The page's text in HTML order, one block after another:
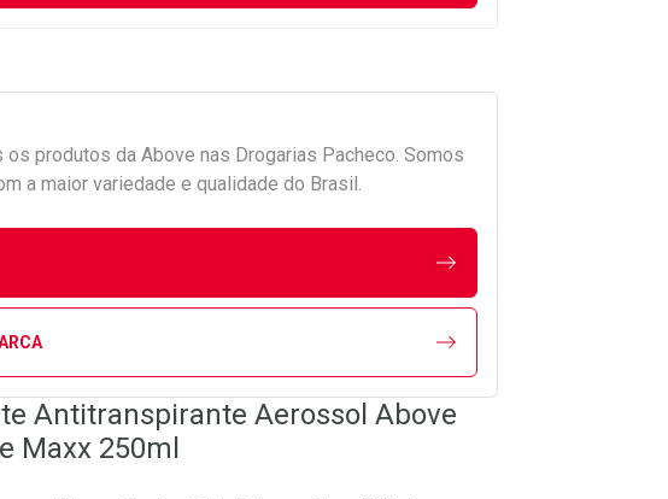
os produtos da Above nas Drogarias Pacheco. Somos
a maior variedade e qualidade do Brasil.
Antitranspirante Aerossol Above
Maxx 250ml